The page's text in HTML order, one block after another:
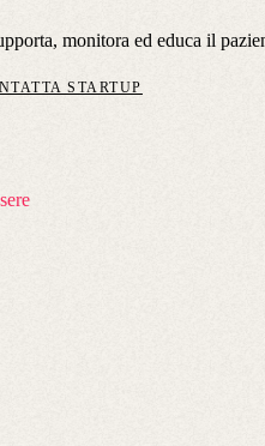
monitora ed educa il
STARTUP